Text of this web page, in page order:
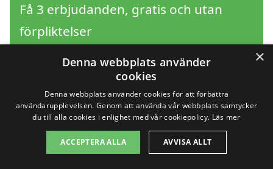
Få 3 erbjudanden, gratis och utan
förpliktelser
Sök efter en
professionell för
industristädning i
×
Denna webbplats använder
cookies
Denna webbplats använder cookies för att förbättra
användarupplevelsen. Genom att använda vår webbplats samtycker
du till alla cookies i enlighet med vår cookiepolicy. Läs mer
ACCEPTERA ALLA AVVISA ALLT